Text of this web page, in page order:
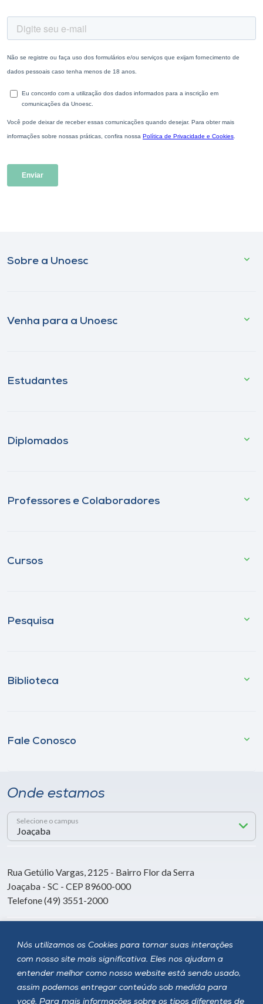
Nós utilizamos os Cookies para tornar suas interações
com nosso site mais significativa. Eles nos ajudam a
entender melhor como nosso website está sendo usado,
assim podemos entregar conteúdo sob medida para
você. Para mais informações sobre os tipos diferentes de
Sobre a Unoesc
Venha para a Unoesc
Estudantes
Diplomados
Professores e Colaboradores
Cursos
Pesquisa
Biblioteca
Fale Conosco
Onde estamos
Selecione o campus
Rua Getúlio Vargas, 2125 - Bairro Flor da Serra
Joaçaba - SC - CEP 89600-000
Telefone (49) 3551-2000
Siga a Unoesc